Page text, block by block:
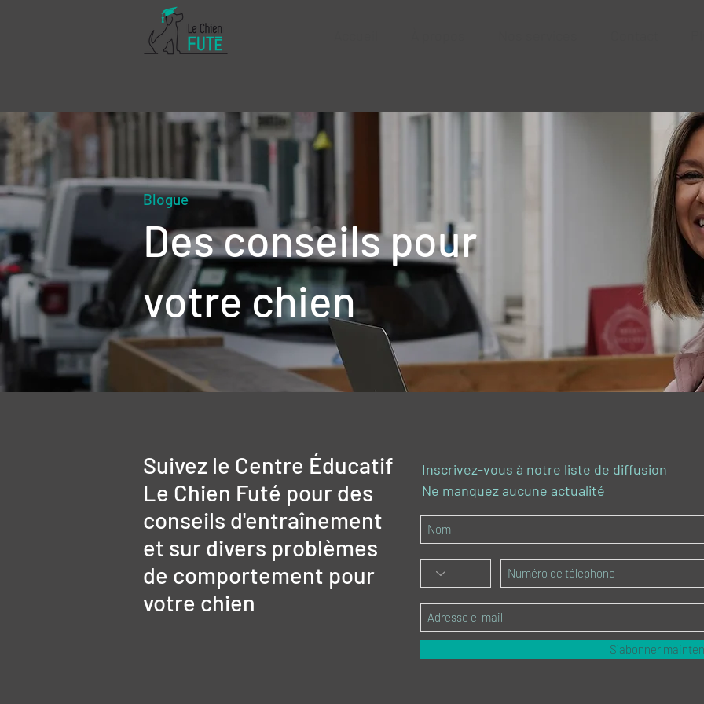
Blogue
Des conseils pour
votre chien
Suivez le Centre Éducatif
Le Chien Futé pour des
conseils d'entraînement
et sur divers problèmes
de comportement pour
votre chien
Inscrivez-vous à notre liste de diffusion
Ne manquez aucune actualité
S`abonner